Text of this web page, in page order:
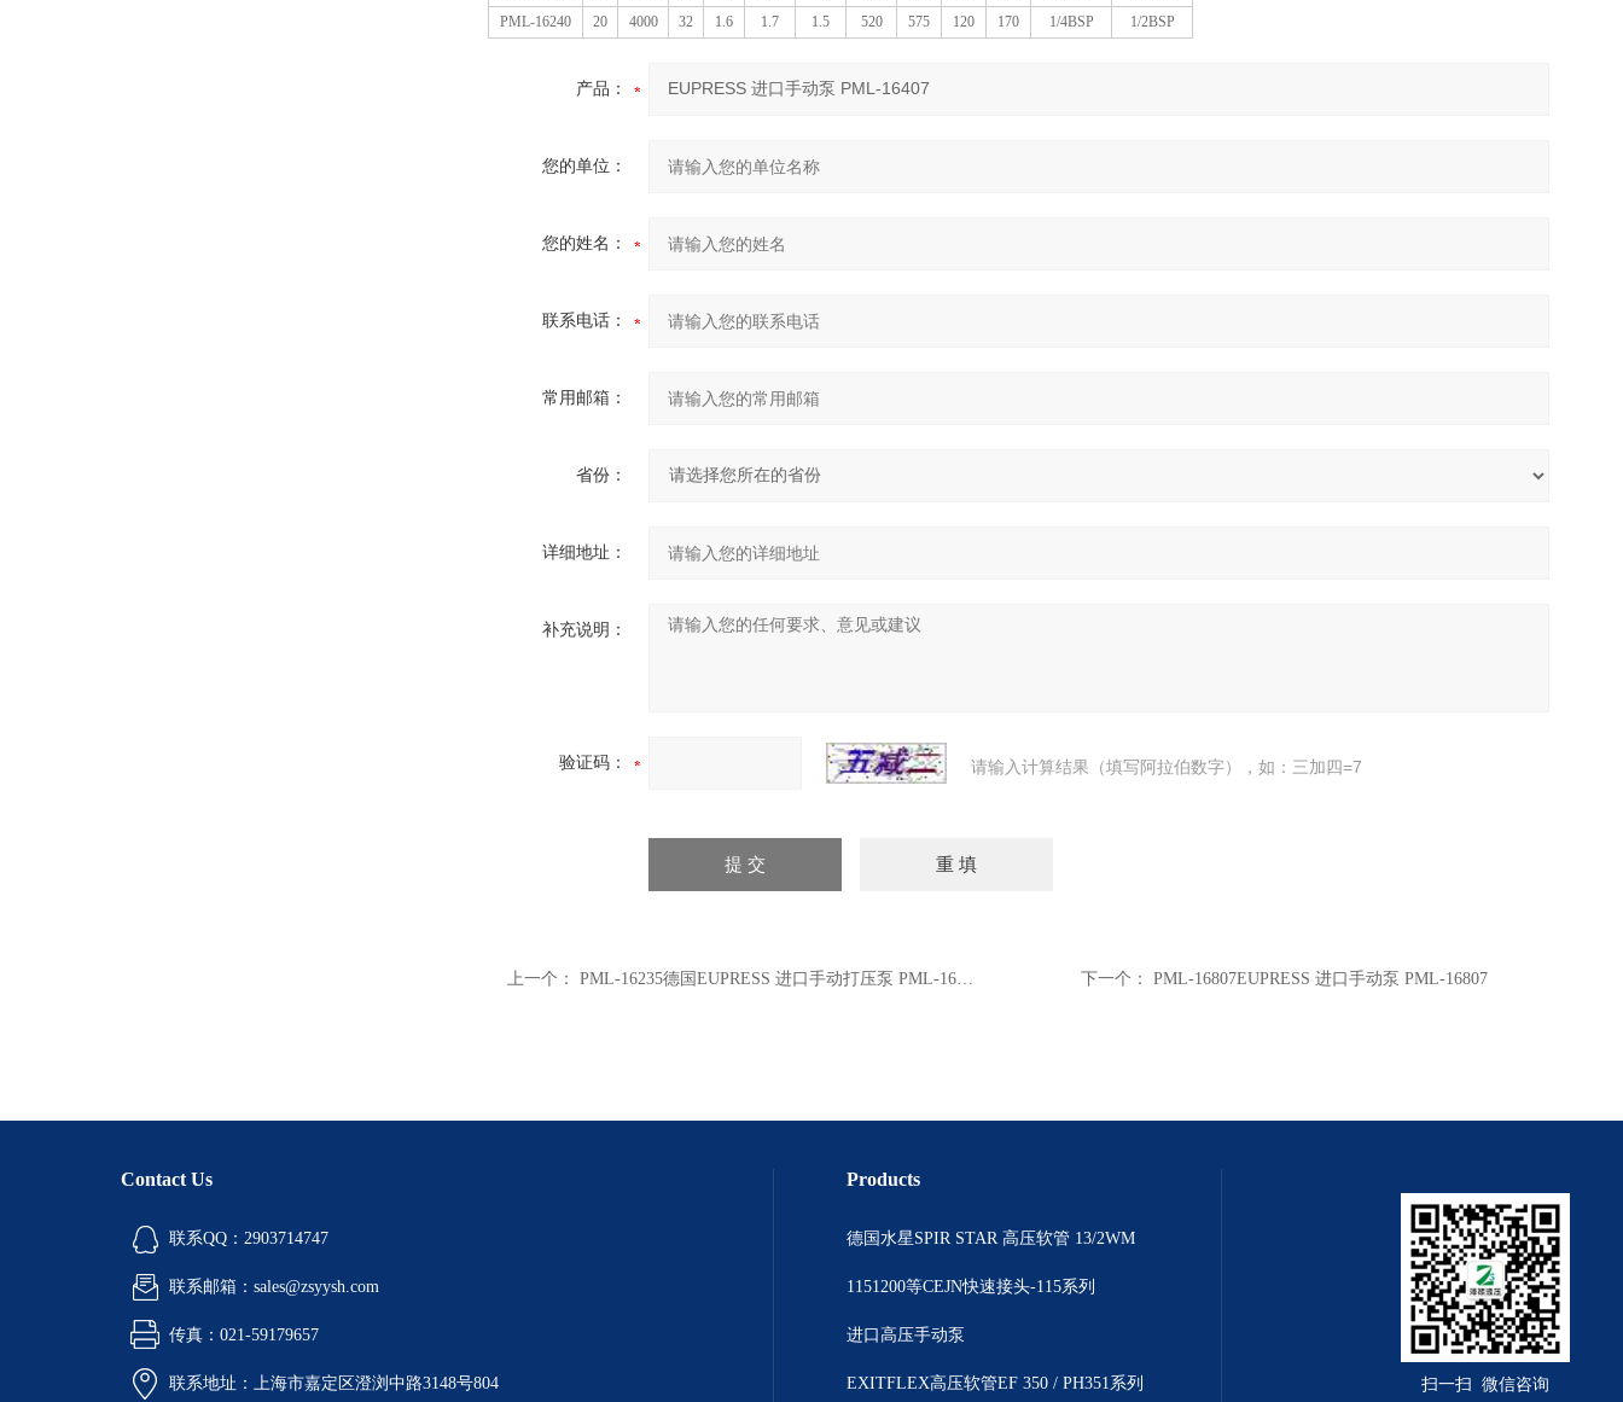
PML-16240
20 4000 32 1.6 1.7 1.5 520 575 120 170 1/4BSP 1/2BSP
产品：
您的单位：
您的姓名：
联系电话：
常用邮箱：
省份：
详细地址：
补充说明：
验证码： 请输入计算结果（填写阿拉伯数字），如：三加四=7
上一个： PML-16235德国EUPRESS 进口手动打压泵 PML-16235 下一个： PML-16807EUPRESS 进口手动泵 PML-16807
Contact Us
联系QQ：2903714747
联系邮箱：sales@zsyysh.com
传真：021-59179657
联系地址：上海市嘉定区澄浏中路3148号804
Products
德国水星SPIR STAR 高压软管 13/2WM
1151200等CEJN快速接头-115系列
进口高压手动泵
EXITFLEX高压软管EF 350 / PH351系列 扫一扫 微信咨询